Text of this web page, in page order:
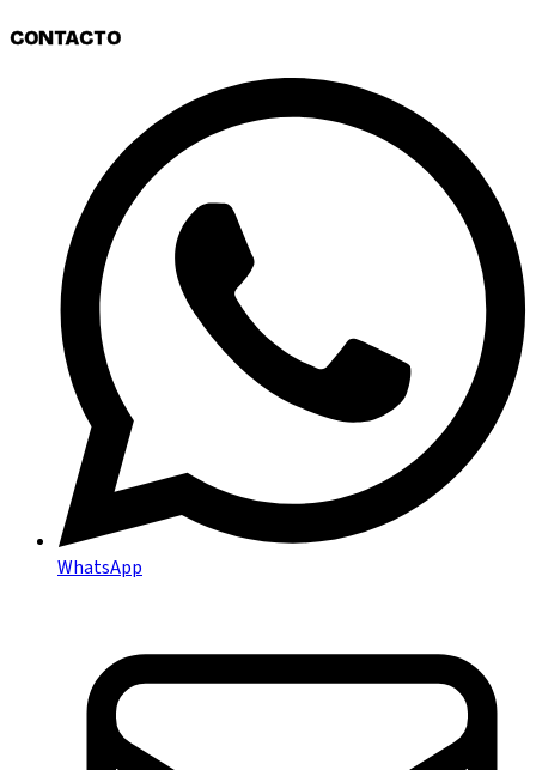
CONTACTO
WhatsApp